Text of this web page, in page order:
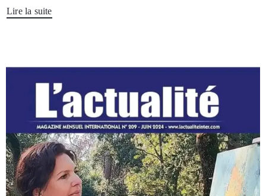
Lire la suite